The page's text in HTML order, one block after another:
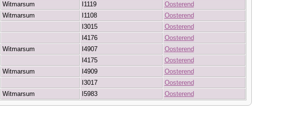
Witmarsum I1119
Oosterend
Witmarsum I1108
Oosterend
I3015
Oosterend
I4176
Oosterend
Witmarsum I4907
Oosterend
I4175
Oosterend
Witmarsum I4909
Oosterend
I3017
Oosterend
Witmarsum I5983 Oosterend